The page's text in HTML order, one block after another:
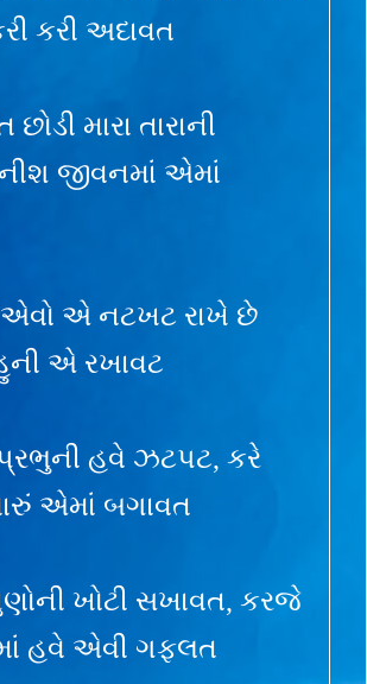
કરી અદાવત
મારા તારાની
જીવનમાં એમાં
એવો એ નટખટ રાખે છે
એ રખાવટ
હવે ઝટપટ, કરે
એમાં બગાવત
ખોટી સખાવત, કરજે
હવે એવી ગફલત